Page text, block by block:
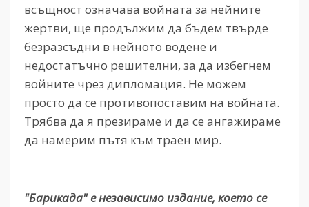
всъщност означава войната за нейните
жертви, ще продължим да бъдем твърде
безразсъдни в нейното водене и
недостатъчно решителни, за да избегнем
войните чрез дипломация. Не можем
просто да се противопоставим на войната.
Трябва да я презираме и да се ангажираме
да намерим пътя към траен мир.
"Барикада" е независимо издание, което се